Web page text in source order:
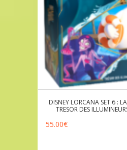
DISNEY LORCANA SET 6 :
TRESOR DES
55.00€